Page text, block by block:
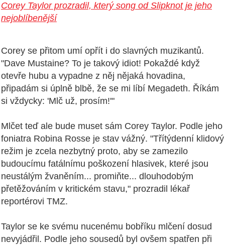
Corey Taylor prozradil, který song od Slipknot je jeho
nejoblíbenější
Corey se přitom umí opřít i do slavných muzikantů.
"Dave Mustaine? To je takový idiot! Pokaždé když
otevře hubu a vypadne z něj nějaká hovadina,
připadám si úplně blbě, že se mi líbí Megadeth. Říkám
si vždycky: 'Mlč už, prosím!'"
Mlčet teď ale bude muset sám Corey Taylor. Podle jeho
foniatra Robina Rosse je stav vážný. "Třítýdenní klidový
režim je zcela nezbytný proto, aby se zamezilo
budoucímu fatálnímu poškození hlasivek, které jsou
neustálým žvaněním... promiňte... dlouhodobým
přetěžováním v kritickém stavu," prozradil lékař
reportérovi TMZ.
Taylor se ke svému nucenému bobříku mlčení dosud
nevyjádřil. Podle jeho sousedů byl ovšem spatřen při